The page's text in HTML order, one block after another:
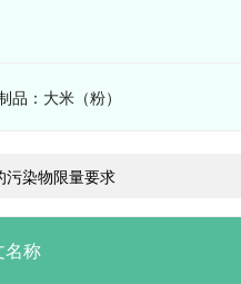
品：大米（粉）
污染物限量要求
名称